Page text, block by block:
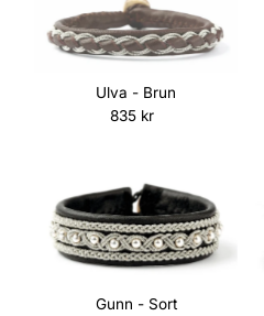
Ulva - Brun
Normalpris
835 kr
Gunn - Sort